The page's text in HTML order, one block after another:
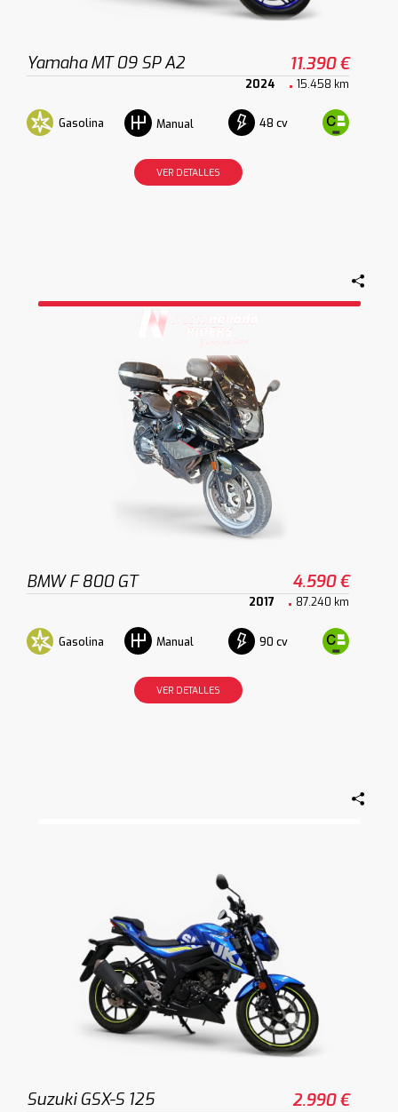
Yamaha MT 09 SP A2 11.390 €
2024 15.458 km
Gasolina Manual 48 cv
VER DETALLES
BMW F 800 GT 4.590 €
2017 87.240 km
Gasolina Manual 90 cv
VER DETALLES
Suzuki GSX-S 125 2.990 €